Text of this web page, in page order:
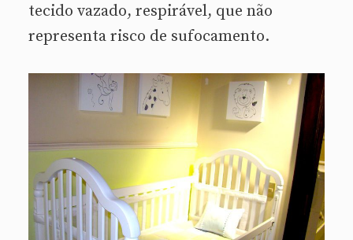
tecido vazado, respirável, que não
representa risco de sufocamento.